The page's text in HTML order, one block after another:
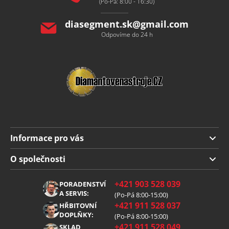
diasegment.sk@gmail.com
Odpovíme do 24 h
Informace pro vás
Doprava a platba
Obchodní podmínky
Reklamace
Zpracování osobních údajů
O společnosti
PORADENSTVÍ
A SERVIS:
+421 903 528 039
(Po-Pá 8:00-15:00)
HŘBITOVNÍ
DOPLŇKY:
+421 911 528 037
(Po-Pá 8:00-15:00)
SKLAD